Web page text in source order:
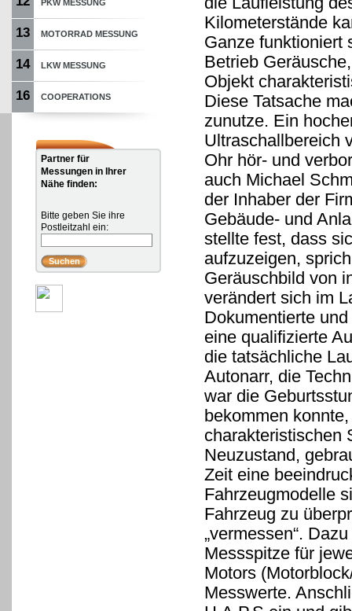
PKW MESSUNG
13 MOTORRAD MESSUNG
14 LKW MESSUNG
16 COOPERATIONS
Partner für
Messungen in Ihrer
Nähe finden:
Bitte geben Sie ihre
Postleitzahl ein:
Kilometerstände
Ganze funktioniert
Betrieb
Objekt
Diese Tatsache
zunutze. Ein
Ultraschallbereich
Ohr hör- und
auch Michael
der Inhaber der
Gebäude- und
stellte fest, dass
aufzuzeigen,
Geräuschbild von
verändert sich im
Dokumentierte
eine qualifizierte
die tatsächliche
Autonarr, die
war die
bekommen
charakteristischen
Neuzustand,
Zeit eine
Fahrzeugmodelle
Fahrzeug zu
„vermessen“.
Messspitze für
Motors
Messwerte.